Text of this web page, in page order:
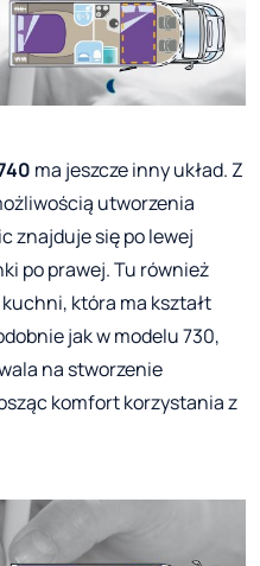
ma jeszcze inny układ. Z
utworzenia
znajduje się po lewej
po prawej. Tu również
która ma kształt
jak w modelu 730,
na stworzenie
komfort korzystania z